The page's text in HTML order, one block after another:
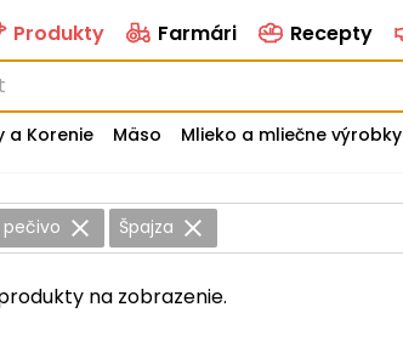
Produkty Farmári Recepty
a Korenie Mäso Mlieko a mliečne výrobky
pečivo Špajza
na zobrazenie.